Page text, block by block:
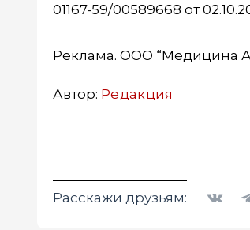
01167-59/00589668 от
Реклама. ООО “Медицина
Автор: Редакция
Расскажи друзьям: